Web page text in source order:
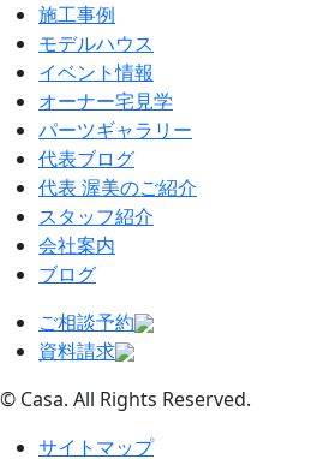
施工事例
モデルハウス
イベント情報
オーナー宅見学
パーツギャラリー
代表ブログ
代表 渥美のご紹介
スタッフ紹介
会社案内
ブログ
ご相談予約
資料請求
© Casa. All Rights Reserved.
サイトマップ